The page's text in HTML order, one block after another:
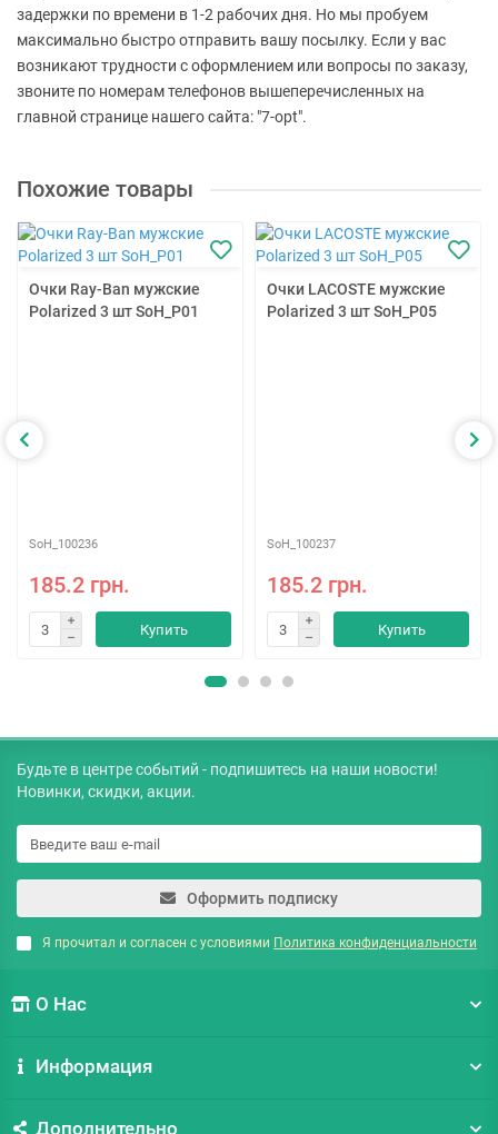
задержки по времени в 1-2 рабочих дня. Но мы пробуем
максимально быстро отправить вашу посылку. Если у вас
возникают трудности с оформлением или вопросы по заказу,
звоните по номерам телефонов вышеперечисленных на
главной странице нашего сайта: "7-opt".
Похожие товары
Очки Ray-Ban мужские
Polarized 3 шт SoH_P01
SoH_100236
185.2 грн.
Купить
Очки LACOSTE мужские
Polarized 3 шт SoH_P05
SoH_100237
185.2 грн.
Купить
Будьте в центре событий - подпишитесь на наши новости!
Новинки, скидки, акции.
Оформить подписку
Я прочитал и согласен с условиями Политика конфиденциальности
О Нас
Информация
Дополнительно